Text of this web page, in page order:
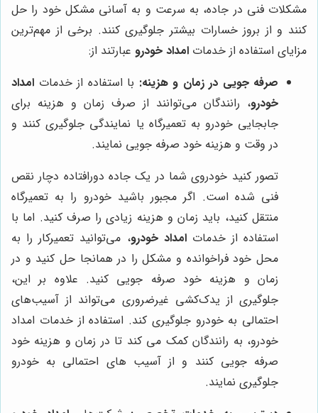
مشکلات فنی در جاده، به سرعت و به آسانی مشکل خود را حل
کنند و از بروز خسارات بیشتر جلوگیری کنند. برخی از مهم‌ترین
مزایای استفاده از خدمات امداد خودرو عبارتند از:
صرفه جویی در زمان و هزینه: با استفاده از خدمات امداد
خودرو، رانندگان می‌توانند از صرف زمان و هزینه برای
جابجایی خودرو به تعمیرگاه یا نمایندگی جلوگیری کنند و
در وقت و هزینه خود صرفه جویی نمایند.
تصور کنید خودروی شما در یک جاده دورافتاده دچار نقص
فنی شده است. اگر مجبور باشید خودرو را به تعمیرگاه
منتقل کنید، باید زمان و هزینه زیادی را صرف کنید. اما با
استفاده از خدماتامداد خودرو، می‌توانید تعمیرکار را به
محل خود فراخوانده و مشکل را در همانجا حل کنید و در
زمان و هزینه خود صرفه جویی کنید. علاوه بر این،
جلوگیری از یدک‌کشی غیرضروری می‌تواند از آسیب‌های
احتمالی به خودرو جلوگیری کند. استفاده از خدمات امداد
خودرو، به رانندگان کمک می کند تا در زمان و هزینه خود
صرفه جویی کنند و از آسیب های احتمالی به خودرو
جلوگیری نمایند.